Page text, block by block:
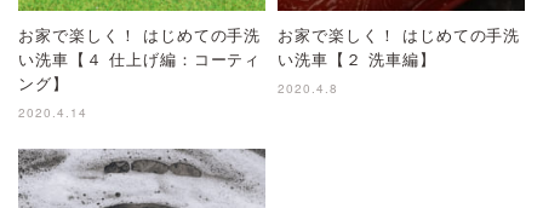
お家で楽しく！ はじめての手洗
い洗車【４ 仕上げ編：コーティ
ング】
2020.4.14
お家で楽しく！ はじめての手洗
い洗車【２ 洗車編】
2020.4.8